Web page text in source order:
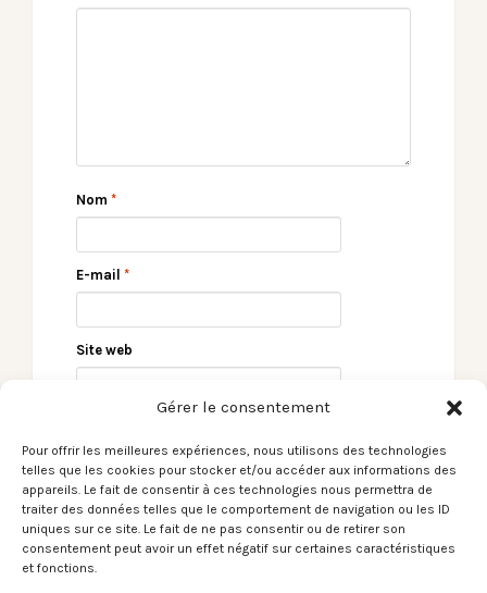
Gérer le consentement
Pour offrir les meilleures expériences, nous utilisons des technologies
telles que les cookies pour stocker et/ou accéder aux informations des
appareils. Le fait de consentir à ces technologies nous permettra de
traiter des données telles que le comportement de navigation ou les ID
uniques sur ce site. Le fait de ne pas consentir ou de retirer son
consentement peut avoir un effet négatif sur certaines caractéristiques
et fonctions.
Nom *
E-mail *
Site web
← NECROWRETCH –